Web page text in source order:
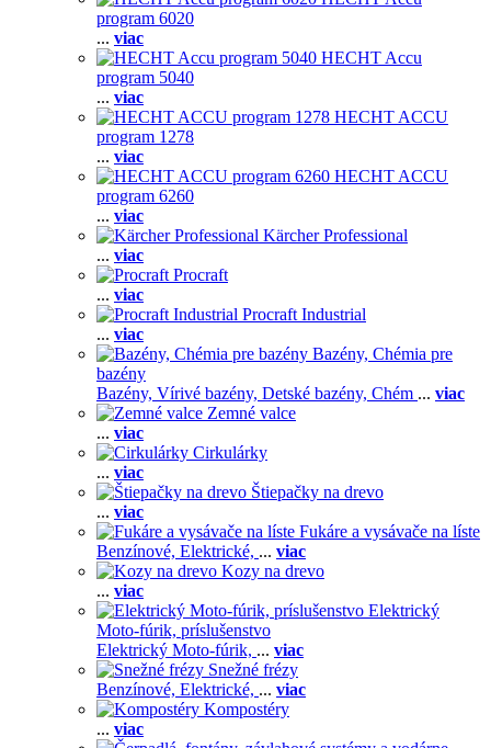
program 6020
... viac
HECHT Accu
program 5040
... viac
HECHT ACCU
program 1278
... viac
HECHT ACCU
program 6260
... viac
Kärcher Professional
... viac
Procraft
... viac
Procraft Industrial
... viac
Bazény, Chémia pre
bazény
Bazény, Vírivé bazény, Detské bazény, Chém ... viac
Zemné valce
... viac
Cirkulárky
... viac
Štiepačky na drevo
... viac
Fukáre a vysávače na líste
Benzínové, Elektrické, ... viac
Kozy na drevo
... viac
Elektrický
Moto-fúrik, príslušenstvo
Elektrický Moto-fúrik, ... viac
Snežné frézy
Benzínové, Elektrické, ... viac
Kompostéry
... viac